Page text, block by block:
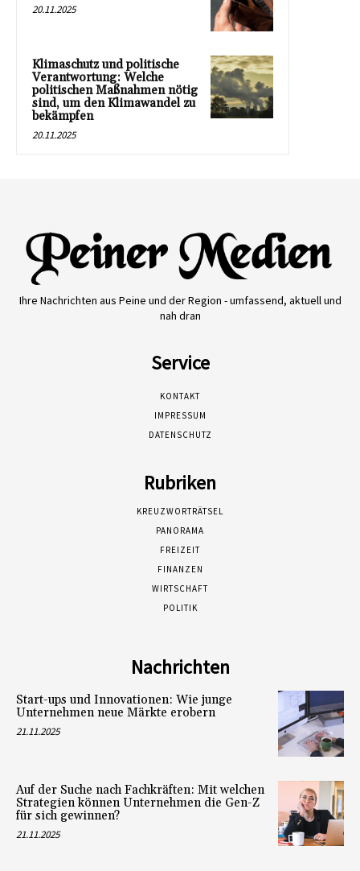
20.11.2025
Klimaschutz und politische
Verantwortung: Welche
politischen Maßnahmen nötig
sind, um den Klimawandel zu
bekämpfen
20.11.2025
Ihre Nachrichten aus Peine und der Region - umfassend, aktuell und
nah dran
Service
KONTAKT
IMPRESSUM
DATENSCHUTZ
Rubriken
KREUZWORTRÄTSEL
PANORAMA
FREIZEIT
FINANZEN
WIRTSCHAFT
POLITIK
Nachrichten
Start-ups und Innovationen: Wie junge
Unternehmen neue Märkte erobern
21.11.2025
Auf der Suche nach Fachkräften: Mit welchen
Strategien können Unternehmen die Gen-Z
für sich gewinnen?
21.11.2025